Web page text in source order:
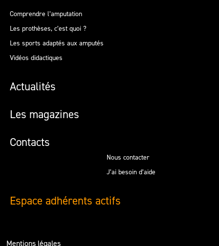
Comprendre l’amputation
Les prothèses, c’est quoi ?
Les sports adaptés aux amputés
Vidéos didactiques
Actualités
Les magazines
Contacts
Nous contacter
J’ai besoin d’aide
Espace adhérents actifs
Mentions légales